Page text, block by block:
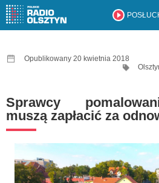
Opublikowany 20 kwietnia 2018
Sprawcy
muszą zapłacić za